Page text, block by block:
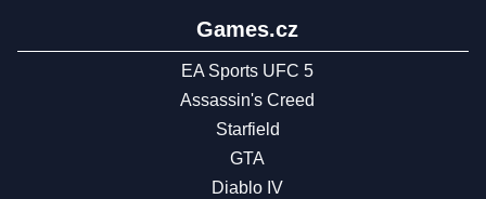
Games.cz
EA Sports UFC 5
Assassin's Creed
Starfield
GTA
Diablo IV